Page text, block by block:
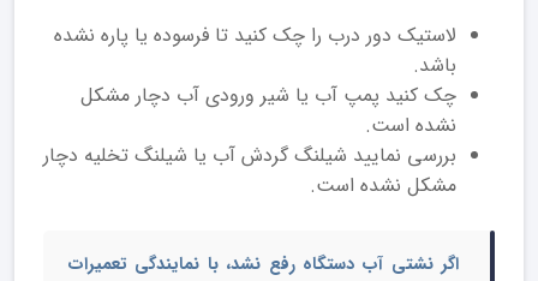
لاستیک دور درب را چک کنید تا فرسوده یا پاره نشده
باشد.
چک کنید پمپ آب یا شیر ورودی آب دچار مشکل
نشده است.
بررسی نمایید شیلنگ گردش آب یا شیلنگ تخلیه دچار
مشکل نشده است.
اگر نشتی آب دستگاه رفع نشد، با نمایندگی تعمیرات